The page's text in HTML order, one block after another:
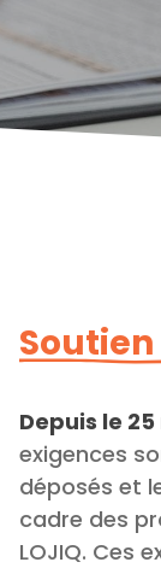
Depuis le
exigences
déposés et
cadre des
LOJIQ. Ces